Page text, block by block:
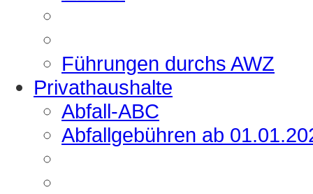
Führungen durchs AWZ
Privathaushalte
Abfall-ABC
Abfallgebühren ab